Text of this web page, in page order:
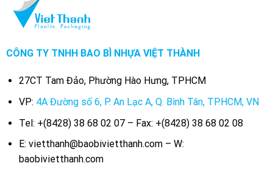
CÔNG TY TNHH BAO BÌ NHỰA VIỆT THÀNH
27CT Tam Đảo, Phường Hào Hưng, TPHCM
VP: 4A Đường số 6, P. An Lạc A, Q. Bình Tân, TP.HCM, VN
Tel: +(8428) 38 68 02 07 – Fax: +(8428) 38 68 02 08
E: vietthanh@baobivietthanh.com – W:
baobivietthanh.com